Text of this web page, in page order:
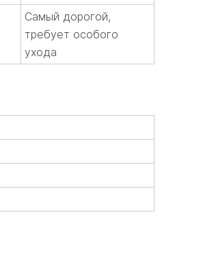
Самый дорогой,
требует особого
ухода